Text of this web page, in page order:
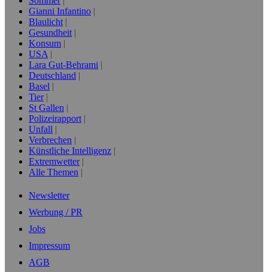
Gianni Infantino
Blaulicht
Gesundheit
Konsum
USA
Lara Gut-Behrami
Deutschland
Basel
Tier
St Gallen
Polizeirapport
Unfall
Verbrechen
Künstliche Intelligenz
Extremwetter
Alle Themen
Newsletter
Werbung / PR
Jobs
Impressum
AGB